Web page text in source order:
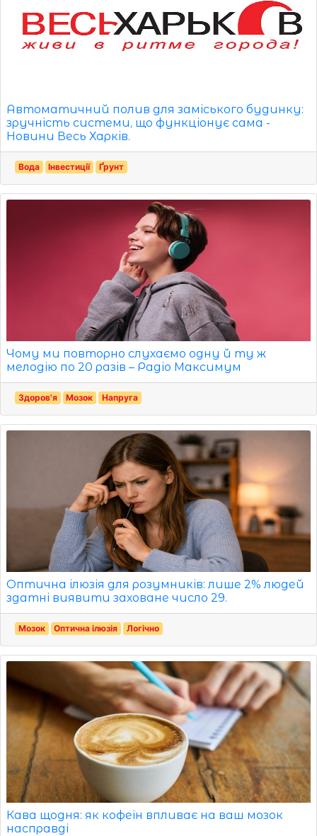
Автоматичний полив для заміського будинку:
зручність системи, що функціонує сама -
Новини Весь Харків.
Вода Інвестиції Ґрунт
Чому ми повторно слухаємо одну й ту ж
мелодію по 20 разів – Радіо Максимум
Здоров'я Мозок Напруга
Оптична ілюзія для розумників: лише 2% людей
здатні виявити заховане число 29.
Мозок Оптична ілюзія Логічно
Кава щодня: як кофеїн впливає на ваш мозок
насправді